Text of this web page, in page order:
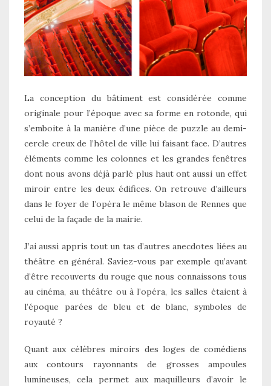
La conception du bâtiment est considérée comme
originale pour l’époque avec sa forme en rotonde, qui
s’emboite à la manière d’une pièce de puzzle au demi-
cercle creux de l’hôtel de ville lui faisant face. D’autres
éléments comme les colonnes et les grandes fenêtres
dont nous avons déjà parlé plus haut ont aussi un effet
miroir entre les deux édifices. On retrouve d’ailleurs
dans le foyer de l’opéra le même blason de Rennes que
celui de la façade de la mairie.
J’ai aussi appris tout un tas d’autres anecdotes liées au
théâtre en général. Saviez-vous par exemple qu’avant
d’être recouverts du rouge que nous connaissons tous
au cinéma, au théâtre ou à l’opéra, les salles étaient à
l’époque parées de bleu et de blanc, symboles de
royauté ?
Quant aux célèbres miroirs des loges de comédiens
aux contours rayonnants de grosses ampoules
lumineuses, cela permet aux maquilleurs d’avoir le